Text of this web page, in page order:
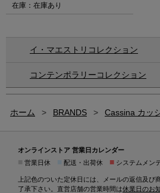
在庫：在庫あり
イ・マエストリコレクション
コンテンポラリーコレクション
ホーム > BRANDS > Cassina カッ
オンラインストア 営業日カレンダー
営業日休 配送・出荷休 ■ システムメン
上記色のついた定休日には、メールの返信及び
了承下さい。直営店舗の営業時間は休業日のお